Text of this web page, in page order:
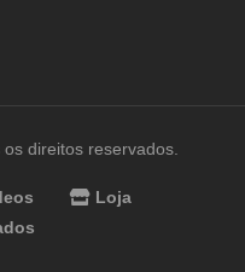
direitos reservados.
Loja